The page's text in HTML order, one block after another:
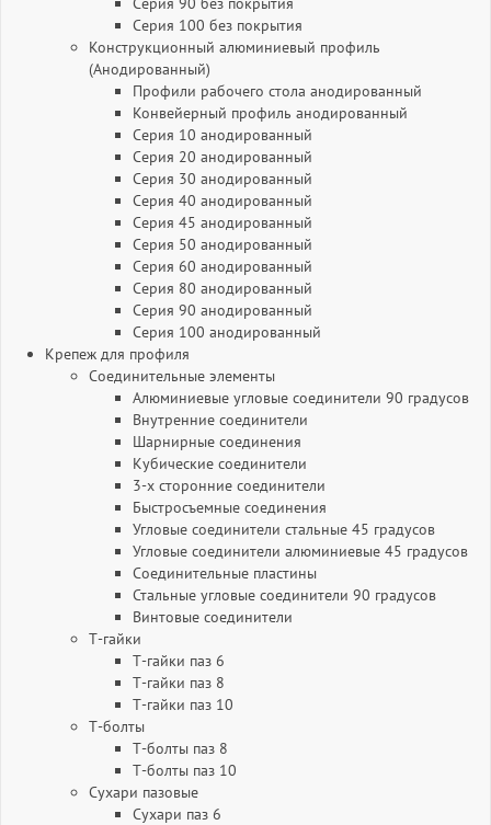
Серия 100 без покрытия
Конструкционный алюминиевый профиль
(Анодированный)
Профили рабочего стола анодированный
Конвейерный профиль анодированный
Серия 10 анодированный
Серия 20 анодированный
Серия 30 анодированный
Серия 40 анодированный
Серия 45 анодированный
Серия 50 анодированный
Серия 60 анодированный
Серия 80 анодированный
Серия 90 анодированный
Серия 100 анодированный
Крепеж для профиля
Соединительные элементы
Алюминиевые угловые соединители 90 градусов
Внутренние соединители
Шарнирные соединения
Кубические соединители
3-х сторонние соединители
Быстросъемные соединения
Угловые соединители стальные 45 градусов
Угловые соединители алюминиевые 45 градусов
Соединительные пластины
Стальные угловые соединители 90 градусов
Винтовые соединители
Т-гайки
Т-гайки паз 6
Т-гайки паз 8
Т-гайки паз 10
Т-болты
Т-болты паз 8
Т-болты паз 10
Сухари пазовые
Сухари паз 6